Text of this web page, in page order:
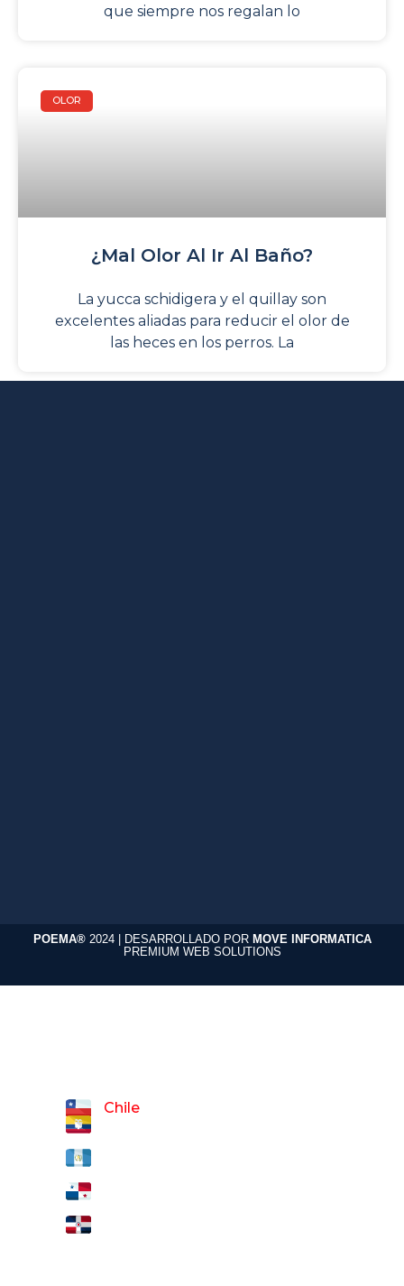
que siempre nos regalan lo
OLOR
¿Mal Olor Al Ir Al Baño?
La yucca schidigera y el quillay son
excelentes aliadas para reducir el olor de
las heces en los perros. La
POEMA®2024 | DESARROLLADO POR MOVE INFORMATICA
PREMIUM WEB SOLUTIONS
Chile